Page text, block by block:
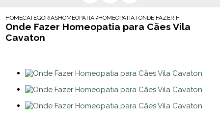
HOMECATEGORIASHOMEOPATIA ANIMALHOMEOPATIA PARA CACHORRO BARRA
ONDE FAZER HOMEOPATIA
Onde Fazer Homeopatia para Cães Vila
Cavaton